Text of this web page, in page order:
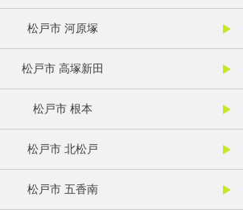
松戸市 河原塚
松戸市 高塚新田
松戸市 根本
松戸市 北松戸
松戸市 五香南